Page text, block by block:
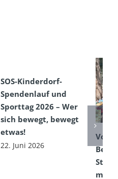
SOS-Kinderdorf-
Spendenlauf und
Sporttag 2026 – Wer
sich bewegt, bewegt
etwas!
22. Juni 2026
Von
mit